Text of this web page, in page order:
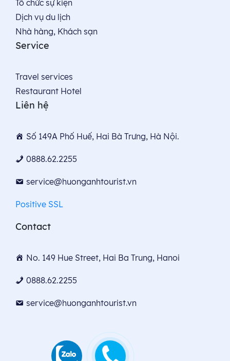
Tổ chức sự kiện
Dịch vụ du lịch
Nhà hàng, Khách sạn
Service
Travel services
Restaurant Hotel
Liên hệ
Số 149A Phố Huế, Hai Bà Trưng, Hà Nội.
0888.62.2255
service@huonganhtourist.vn
Positive SSL
Contact
No. 149 Hue Street, Hai Ba Trung, Hanoi
0888.62.2255
service@huonganhtourist.vn